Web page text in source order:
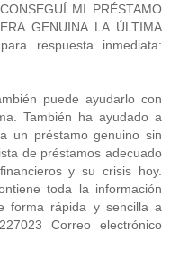
MI PRÉSTAMO
GENUINA LA ÚLTIMA
respuesta inmediata:
puede ayudarlo con
También ha ayudado a
un préstamo genuino sin
de préstamos adecuado
y su crisis hoy.
toda la información
forma rápida y sencilla a
Correo electrónico